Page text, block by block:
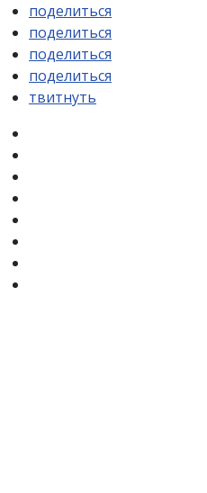
поделиться
поделиться
поделиться
поделиться
твитнуть